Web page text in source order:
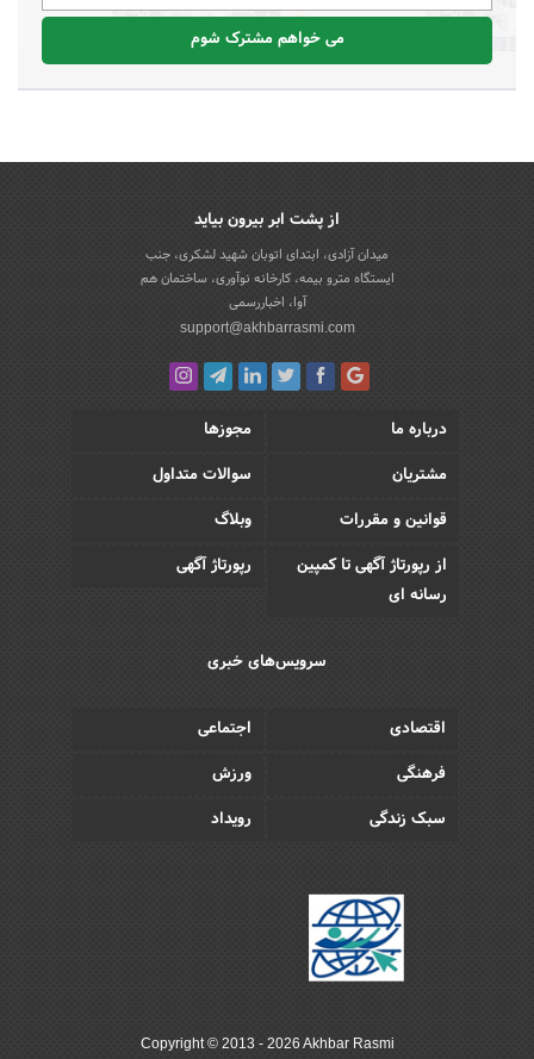
می خواهم مشترک شوم
از پشت ابر بیرون بیاید
میدان آزادی، ابتدای اتوبان شهید لشکری، جنب
ایستگاه مترو بیمه، کارخانه نوآوری، ساختمان هم
آوا، اخباررسمی
support@akhbarrasmi.com
درباره ما
مجوزها
مشتریان
سوالات متداول
قوانین و مقررات
وبلاگ
از رپورتاژ آگهی تا کمپین
رسانه ای
رپورتاژ آگهی
سرویس‌های خبری
اقتصادی
اجتماعی
فرهنگی
ورزش
سبک زندگی
رویداد
Copyright © 2013 - 2026 Akhbar Rasmi